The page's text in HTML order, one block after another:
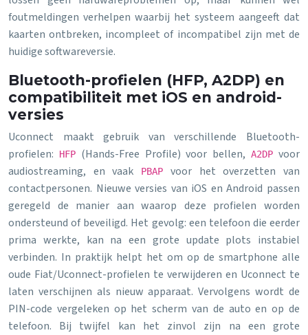
foutmeldingen verhelpen waarbij het systeem aangeeft dat
kaarten ontbreken, incompleet of incompatibel zijn met de
huidige softwareversie.
Bluetooth-profielen (HFP, A2DP) en
compatibiliteit met iOS en android-
versies
Uconnect maakt gebruik van verschillende Bluetooth-
profielen:
HFP(Hands-Free Profile) voor bellen,A2DP voor
audiostreaming, en vaak
PBAP
voor het overzetten van
contactpersonen. Nieuwe versies van iOS en Android passen
geregeld de manier aan waarop deze profielen worden
ondersteund of beveiligd. Het gevolg: een telefoon die eerder
prima werkte, kan na een grote update plots instabiel
verbinden. In praktijk helpt het om op de smartphone alle
oude Fiat/Uconnect-profielen te verwijderen en Uconnect te
laten verschijnen als nieuw apparaat. Vervolgens wordt de
PIN-code vergeleken op het scherm van de auto en op de
telefoon. Bij twijfel kan het zinvol zijn na een grote